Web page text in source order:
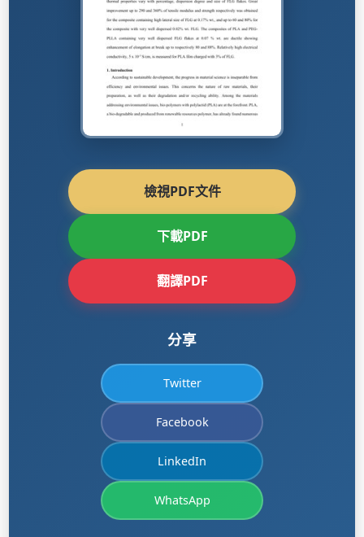
檢視PDF文件
下載PDF
翻譯PDF
分享
Twitter
Facebook
LinkedIn
WhatsApp